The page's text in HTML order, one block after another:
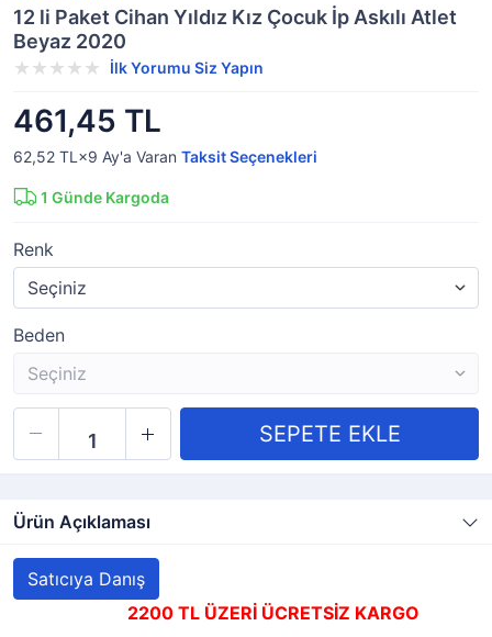
12 li Paket Cihan Yıldız Kız Çocuk İp Askılı Atlet
Beyaz 2020
İlk Yorumu Siz Yapın
461,45 TL
62,52 TL×9 Ay'a Varan Taksit Seçenekleri
1 Günde Kargoda
Renk
Beden
Ürün Açıklaması
Satıcıya Danış
2200 TL ÜZERİ ÜCRETSİZ KARGO